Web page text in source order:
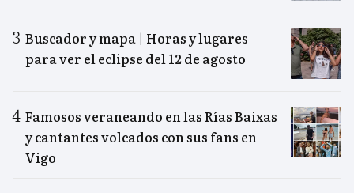
Buscador y mapa | Horas y lugares
para ver el eclipse del 12 de agosto
Famosos veraneando en las Rías Baixas
y cantantes volcados con sus fans en
Vigo